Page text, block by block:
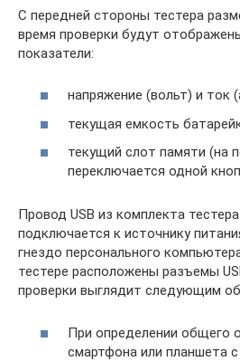
С передней стороны тестера
время проверки будут
показатели:
напряжение (вольт) и ток
текущая емкость
текущий слот памяти (на
переключается одной
Провод USB из комплекта
подключается к источнику
гнездо персонального
тестере расположены разъемы
проверки выглядит следующим
При определении общего
смартфона или планшета